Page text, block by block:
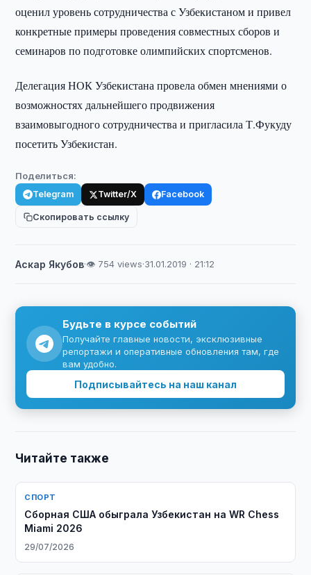
оценил уровень сотрудничества с Узбекистаном и привел
конкретные примеры проведения совместных сборов и
семинаров по подготовке олимпийских спортсменов.
Делегация НОК Узбекистана провела обмен мнениями о
возможностях дальнейшего продвижения
взаимовыгодного сотрудничества и пригласила Т.Фукуду
посетить Узбекистан.
Поделиться:
Telegram Twitter/X Facebook
Скопировать ссылку
Аскар Якубов·👁 754 views·31.01.2019 · 21:12
Будьте в курсе событий
Получайте главные новости, эксклюзивные
репортажи и оперативные обновления там, где
вам удобно.
Подписывайтесь на наш канал
Читайте также
СПОРТ
Сборная США обыграла Узбекистан на WR Chess
Miami 2026
29/07/2026